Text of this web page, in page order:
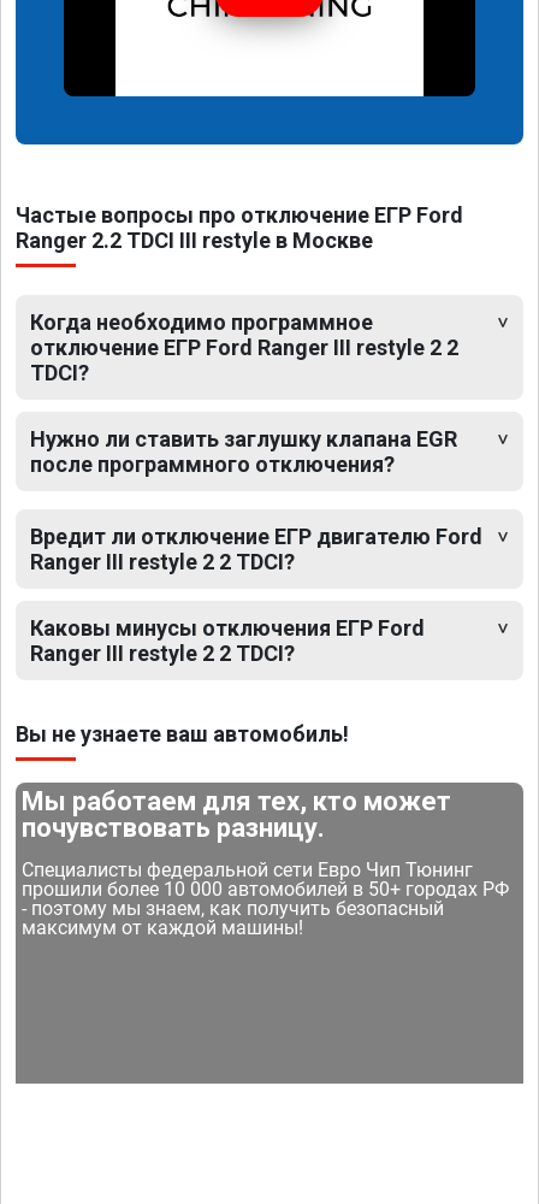
Частые вопросы про отключение ЕГР Ford
Ranger 2.2 TDCI III restyle в Москве
Когда необходимо программное
отключение ЕГР Ford Ranger III restyle 2 2
TDCI?
Нужно ли ставить заглушку клапана EGR
после программного отключения?
Вредит ли отключение ЕГР двигателю Ford
Ranger III restyle 2 2 TDCI?
Каковы минусы отключения ЕГР Ford
Ranger III restyle 2 2 TDCI?
Вы не узнаете ваш автомобиль!
Мы работаем для тех, кто может
почувствовать разницу.
Специалисты федеральной сети Евро Чип Тюнинг
прошили более 10 000 автомобилей в 50+ городах РФ
- поэтому мы знаем, как получить безопасный
максимум от каждой машины!